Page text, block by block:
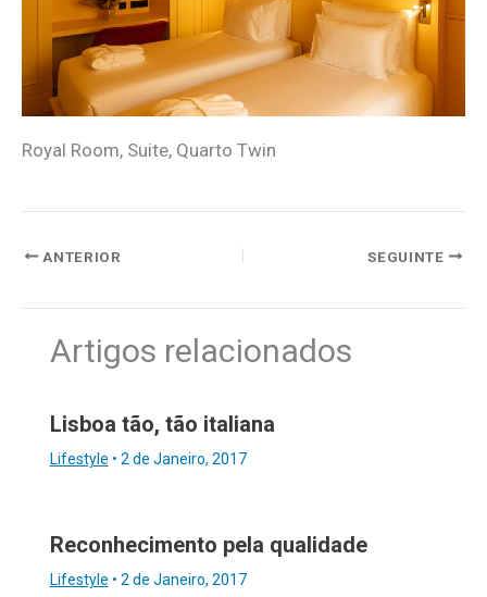
Royal Room, Suite, Quarto Twin
ANTERIOR SEGUINTE
Artigos relacionados
Lisboa tão, tão italiana
Lifestyle • 2 de Janeiro, 2017
Reconhecimento pela qualidade
Lifestyle • 2 de Janeiro, 2017